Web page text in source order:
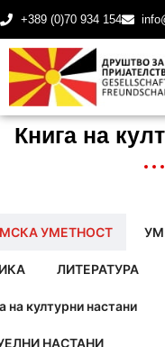
+389 (0)70 934 154
Книга на
УМЕТНОСТ
ЛИТЕРАТУРА
на културни настани
НАСТАНИ